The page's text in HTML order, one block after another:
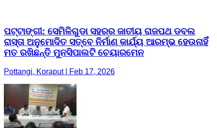
ପଟ୍ଟାଙ୍ଗୀ: ସେମିଳିଗୁଡା ସହରର ଜାତୀୟ ରାଜପଥ ଡବଲ
ରାସ୍ତା ଅନୁମୋଦିତ ସତ୍ବେ ନିର୍ମାଣ କାର୍ଯ୍ୟ ଆରମ୍ଭ ହେଉନାହିଁ
ମତ ରଖିଛନ୍ତି ମୁନସିପାଲଟି ଚେୟାରମେନ
Pottangi, Koraput | Feb 17, 2026